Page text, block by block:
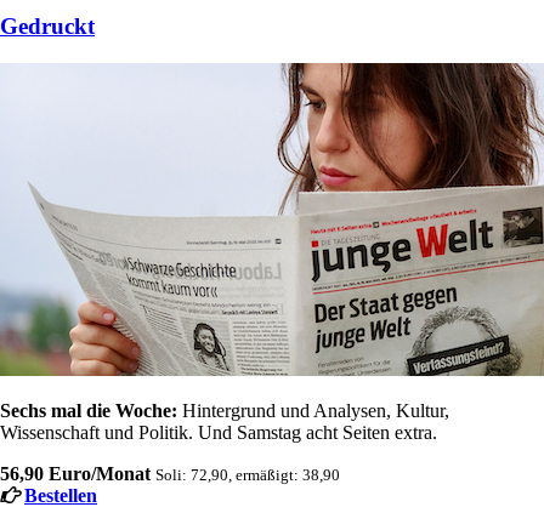
Gedruckt
Sechs mal die Woche: Hintergrund und Analysen, Kultur,
Wissenschaft und Politik. Und Samstag acht Seiten extra.
56,90 Euro/Monat Soli: 72,90, ermäßigt: 38,90
Bestellen